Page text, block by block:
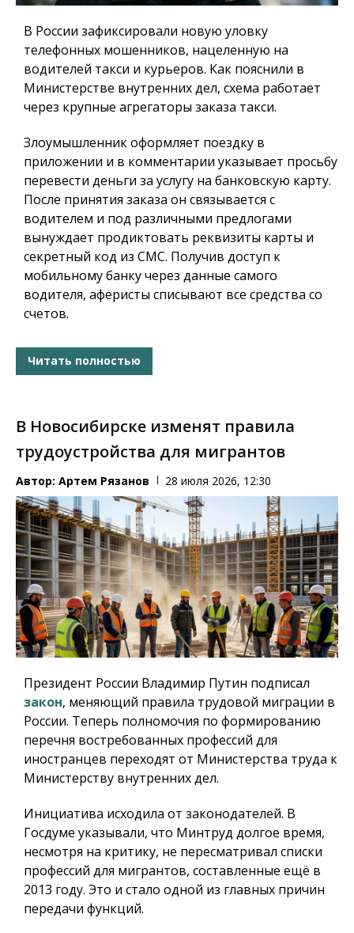
В России зафиксировали новую уловку
телефонных мошенников, нацеленную на
водителей такси и курьеров. Как пояснили в
Министерстве внутренних дел, схема работает
через крупные агрегаторы заказа такси.
Злоумышленник оформляет поездку в
приложении и в комментарии указывает просьбу
перевести деньги за услугу на банковскую карту.
После принятия заказа он связывается с
водителем и под различными предлогами
вынуждает продиктовать реквизиты карты и
секретный код из СМС. Получив доступ к
мобильному банку через данные самого
водителя, аферисты списывают все средства со
счетов.
Читать полностью
В Новосибирске изменят правила
трудоустройства для мигрантов
Автор: Артем Рязанов 28 июля 2026, 12:30
Президент России Владимир Путин подписал
закон, меняющий правила трудовой миграции в
России. Теперь полномочия по формированию
перечня востребованных профессий для
иностранцев переходят от Министерства труда к
Министерству внутренних дел.
Инициатива исходила от законодателей. В
Госдуме указывали, что Минтруд долгое время,
несмотря на критику, не пересматривал списки
профессий для мигрантов, составленные ещё в
2013 году. Это и стало одной из главных причин
передачи функций.